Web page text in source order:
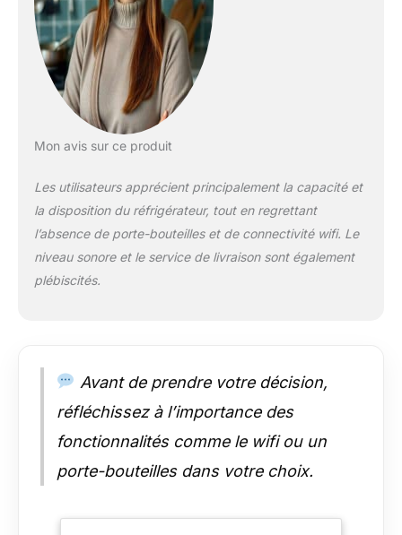
Mon avis sur ce produit
Les utilisateurs apprécient principalement la capacité et
la disposition du réfrigérateur, tout en regrettant
l’absence de porte-bouteilles et de connectivité wifi. Le
niveau sonore et le service de livraison sont également
plébiscités.
Avant de prendre votre décision,
réfléchissez à l’importance des
fonctionnalités comme le wifi ou un
porte-bouteilles dans votre choix.